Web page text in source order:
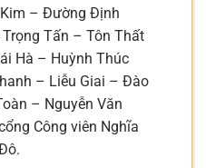
– Đường Định
Tấn – Tôn Thất
Hà – Huỳnh Thúc
– Liễu Giai – Đào
– Nguyễn Văn
Công viên Nghĩa